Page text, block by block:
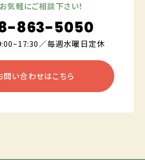
気軽にご相談下さい！
863-5050
／毎週水曜日定休
問い合わせはこちら